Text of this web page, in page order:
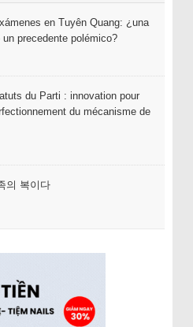
en Tuyên Quang: ¿una
precedente polémico?
du Parti : innovation pour
du mécanisme de
의 복이다